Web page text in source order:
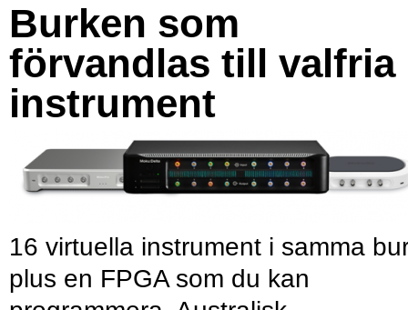
Burken som
förvandlas till valfria
instrument
16 virtuella instrument i samma
plus en FPGA som du kan